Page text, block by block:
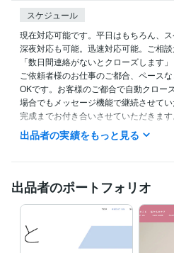
スケジュール
現在対応可能です。平日はもちろん、ス
深夜対応も可能。迅速対応可能。ご相談
「数日間連絡がないとクローズします
ご依頼者様のお仕事のご都合、ペース
OKです。お客様のご都合で自動クロー
場合でもメッセージ機能で継続させてい
完成までお付き合いさせていただきます
早めの返信を心がけています。
経験職種
デザイナー / Webデザイナー 経験年
Webサービス・制作 / Webプロデュー
Webサービス・制作 / HTMLコーダー
験年数 : 10年
出品者の実績をもっと見る
出品者のポートフォリオ